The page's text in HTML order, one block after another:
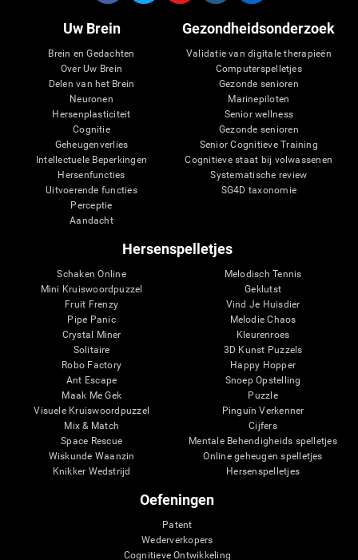
Uw Brein
Brein en Gedachten
Over Uw Brein
Delen van het Brein
Neuronen
Hersenplasticiteit
Cognitie
Geheugenverlies
Intellectuele Beperkingen
Hersenfuncties
Uitvoerende functies
Perceptie
Aandacht
Gezondheidsonderzoek
Validatie van digitale therapieën
Computerspelletjes
Gezonde senioren
Marinepiloten
Senior wellness
Gezonde senioren
Senior Cognitieve Training
Cognitieve staat bij volwassenen
Systematische review
SG4D taxonomie
Hersenspelletjes
Schaken Online
Mini Kruiswoordpuzzel
Fruit Frenzy
Pipe Panic
Crystal Miner
Solitaire
Robo Factory
Ant Escape
Maak Me Gek
Visuele Kruiswoordpuzzel
Mix & Match
Space Rescue
Wiskunde Waanzin
Knikker Wedstrijd
Melodisch Tennis
Geklutst
Vind Je Huisdier
Melodie Chaos
Kleurenroes
3D Kunst Puzzels
Happy Hopper
Snoep Opstelling
Puzzle
Pinguïn Verkenner
Cijfers
Mentale Behendigheids spelletjes
Online geheugen spelletjes
Hersenspelletjes
Oefeningen
Patent
Wederverkopers
Cognitieve Ontwikkeling